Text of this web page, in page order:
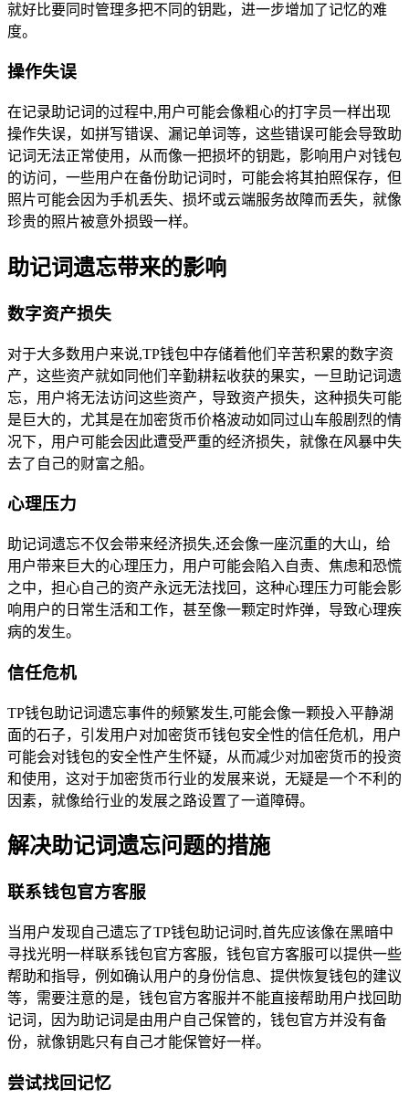
就好比要同时管理多把不同的钥匙，进一步增加了记忆的难
度。
操作失误
在记录助记词的过程中,用户可能会像粗心的打字员一样出现
操作失误，如拼写错误、漏记单词等，这些错误可能会导致助
记词无法正常使用，从而像一把损坏的钥匙，影响用户对钱包
的访问，一些用户在备份助记词时，可能会将其拍照保存，但
照片可能会因为手机丢失、损坏或云端服务故障而丢失，就像
珍贵的照片被意外损毁一样。
助记词遗忘带来的影响
数字资产损失
对于大多数用户来说,TP钱包中存储着他们辛苦积累的数字资
产，这些资产就如同他们辛勤耕耘收获的果实，一旦助记词遗
忘，用户将无法访问这些资产，导致资产损失，这种损失可能
是巨大的，尤其是在加密货币价格波动如同过山车般剧烈的情
况下，用户可能会因此遭受严重的经济损失，就像在风暴中失
去了自己的财富之船。
心理压力
助记词遗忘不仅会带来经济损失,还会像一座沉重的大山，给
用户带来巨大的心理压力，用户可能会陷入自责、焦虑和恐慌
之中，担心自己的资产永远无法找回，这种心理压力可能会影
响用户的日常生活和工作，甚至像一颗定时炸弹，导致心理疾
病的发生。
信任危机
TP钱包助记词遗忘事件的频繁发生,可能会像一颗投入平静湖
面的石子，引发用户对加密货币钱包安全性的信任危机，用户
可能会对钱包的安全性产生怀疑，从而减少对加密货币的投资
和使用，这对于加密货币行业的发展来说，无疑是一个不利的
因素，就像给行业的发展之路设置了一道障碍。
解决助记词遗忘问题的措施
联系钱包官方客服
当用户发现自己遗忘了TP钱包助记词时,首先应该像在黑暗中
寻找光明一样联系钱包官方客服，钱包官方客服可以提供一些
帮助和指导，例如确认用户的身份信息、提供恢复钱包的建议
等，需要注意的是，钱包官方客服并不能直接帮助用户找回助
记词，因为助记词是由用户自己保管的，钱包官方并没有备
份，就像钥匙只有自己才能保管好一样。
尝试找回记忆